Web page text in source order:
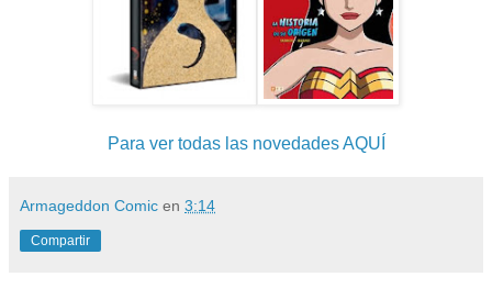
Para ver todas las novedades AQUÍ
Armageddon Comic en 3:14
Compartir